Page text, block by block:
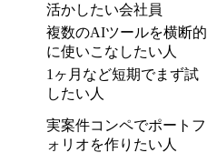
活かしたい会社員
複数のAIツールを横断的
に使いこなしたい人
1ヶ月など短期でまず試
したい人
実案件コンペでポートフ
ォリオを作りたい人